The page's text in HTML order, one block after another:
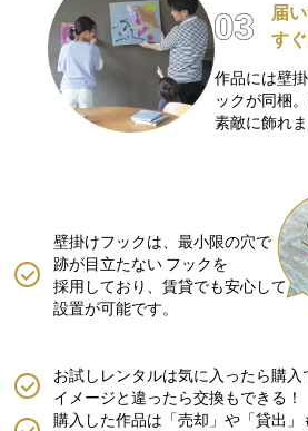
届
す
作品には壁
ックが同梱
素敵に飾れま
壁掛けフックは、最小限の穴で
跡が目立たない フックを
採用しており、賃貸でも安心して
設置が可能です。
購入した作品は「売却」や「貸出」
お試しレンタルは気に入ったら購入
イメージと違ったら交換もできる！